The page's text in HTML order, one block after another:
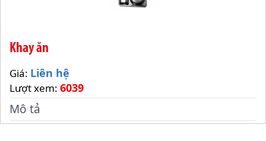
Khay ăn
Giá: Liên hệ
Lượt xem: 6039
Mô tả